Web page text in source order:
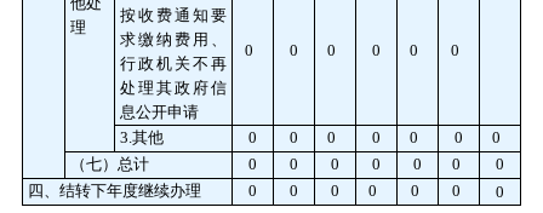
理
按收费通知要
求缴纳费用、
行政机关不再
处理其政府信
息公开申请
0 0 0 0 0 0
3.其他 0 0 0 0 0 0
0
（七）总计
0 0 0 0 0 0
0
四、结转下年度继续办理
0 0 0 0 0 0 0